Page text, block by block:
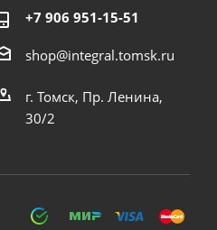
+7 906 951-15-51
shop@integral.tomsk.ru
г. Томск, Пр. Ленина,
30/2